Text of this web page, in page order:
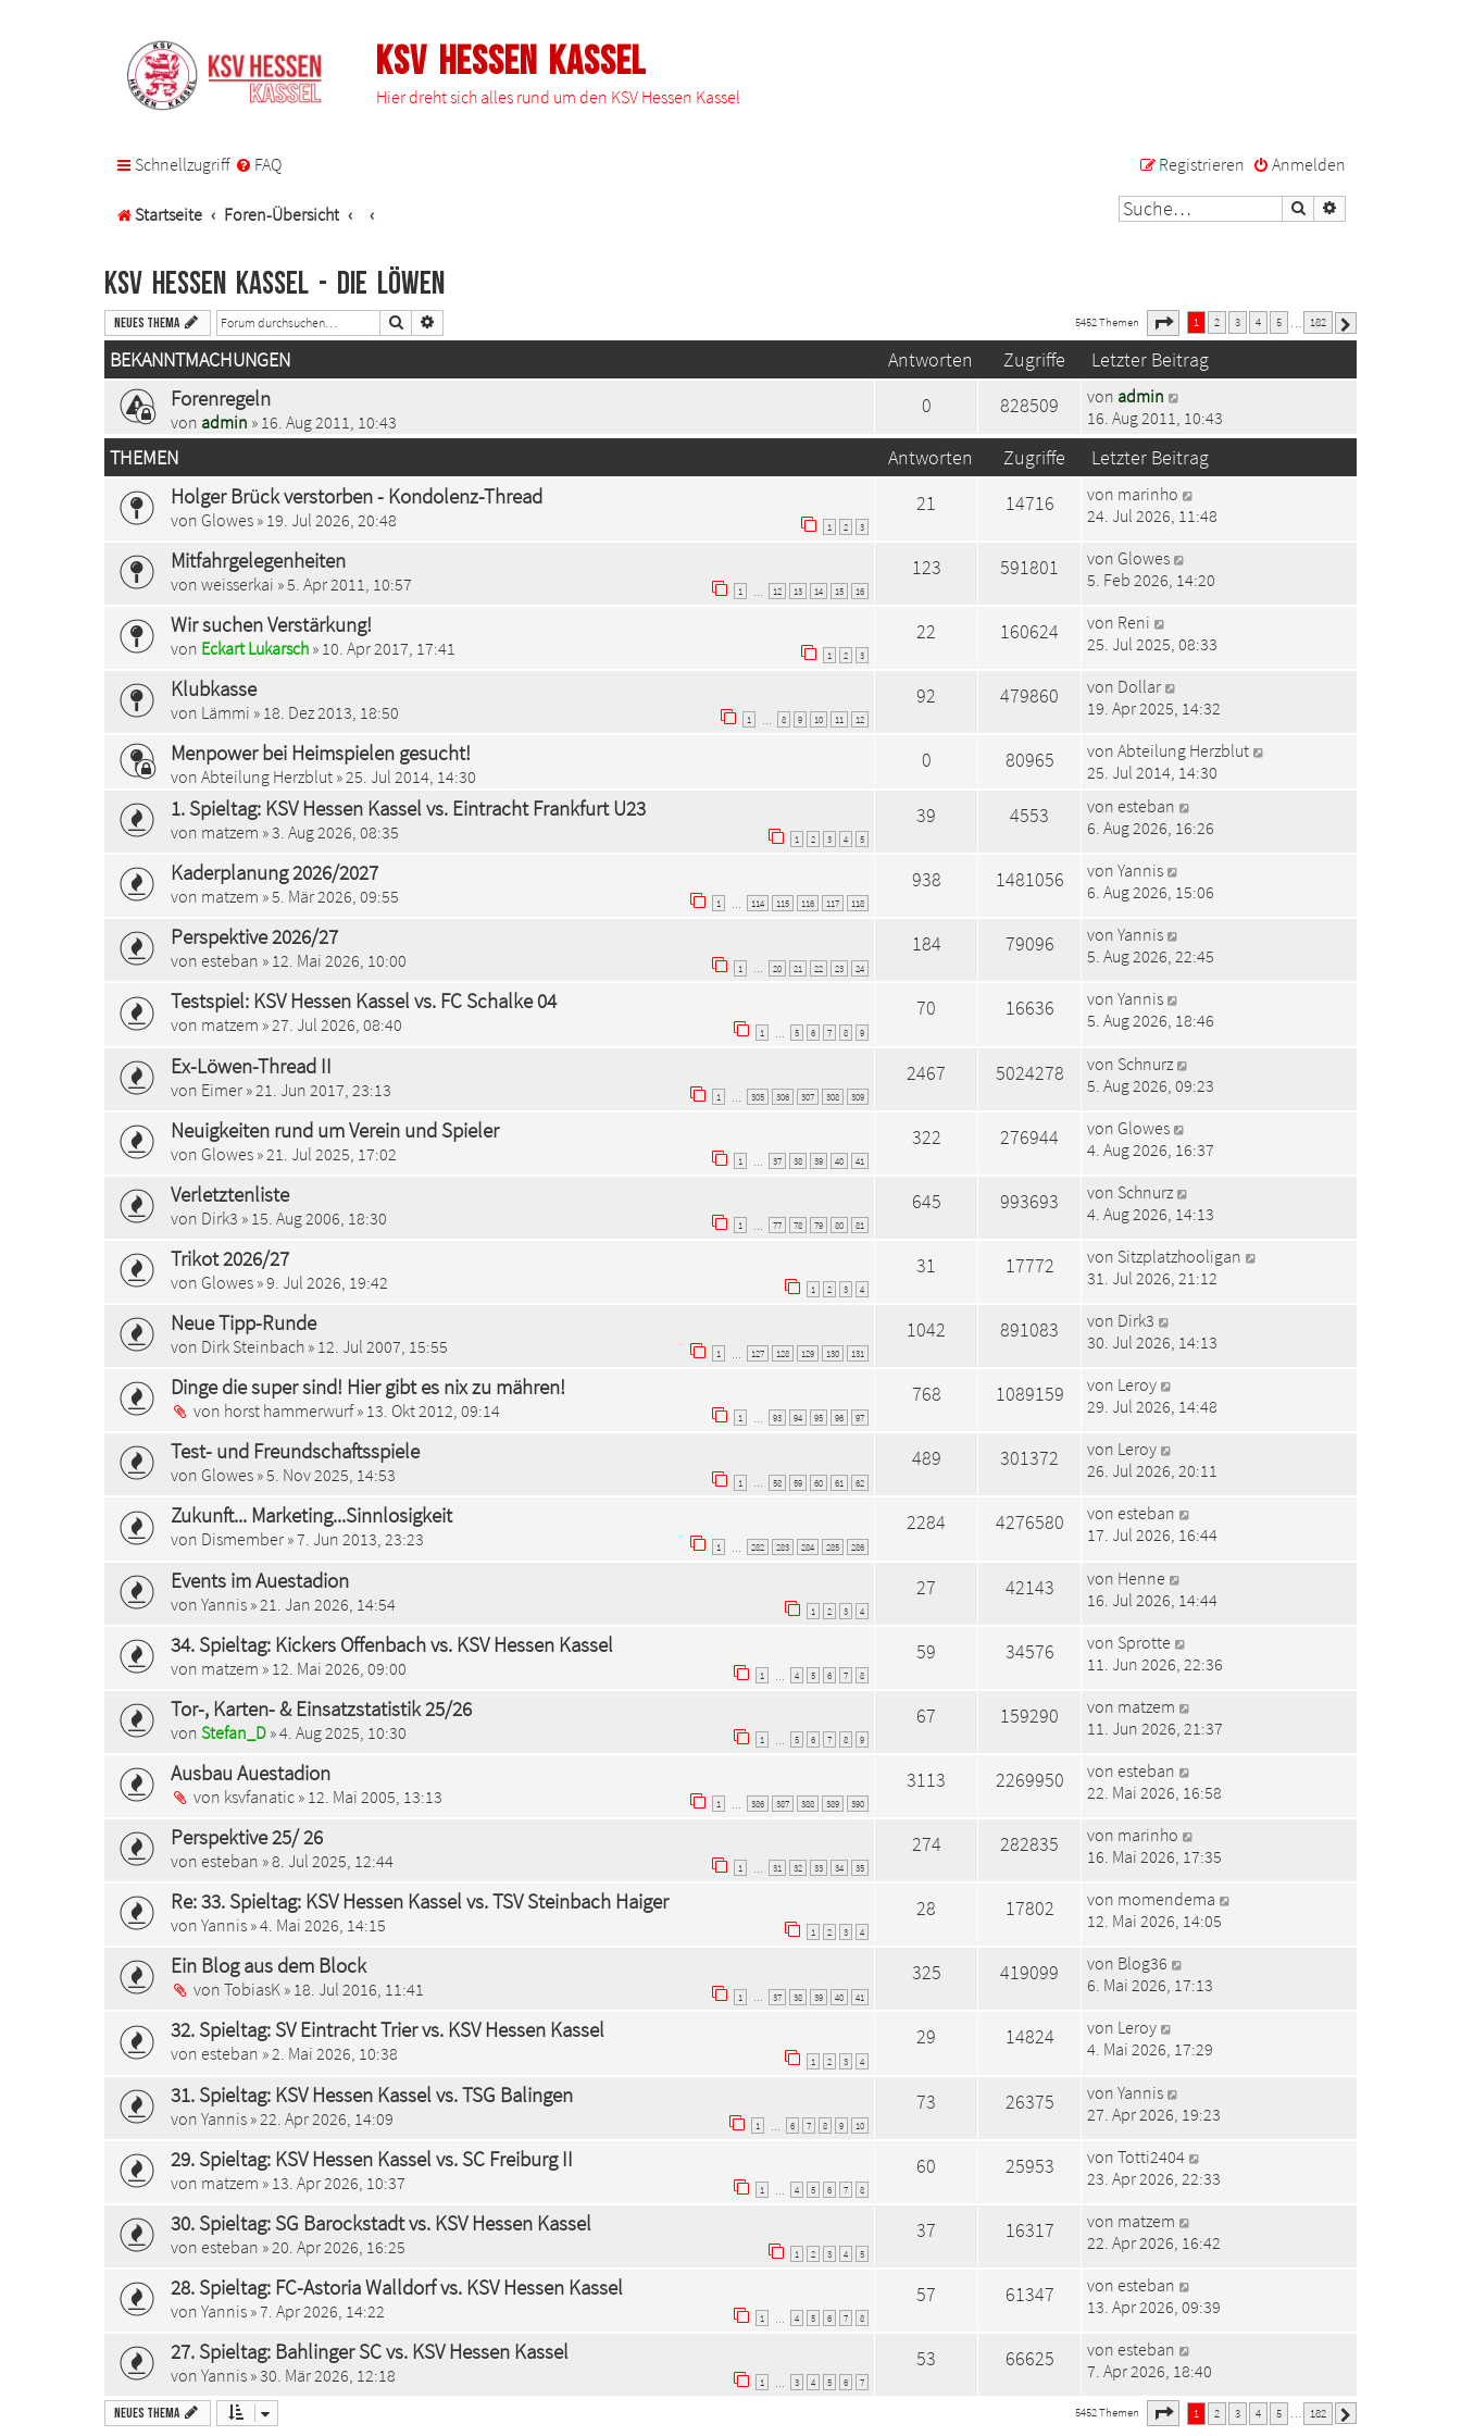
KSV Hessen Kassel
Hier dreht sich alles rund um den KSV Hessen Kassel
Schnellzugriff FAQ Anmelden
Registrieren
Startseite Foren-Übersicht Suche
KSV Hessen Kassel - Die Löwen
Neues Thema Suche 5452 Themen Seite von 182
1 2 3 4 5 182
BEKANNTMACHUNGEN Antworten Zugriffe Letzter Beitrag
Forenregeln
von admin » 16. Aug 2011, 10:43
0 828509 von admin
16. Aug 2011, 10:43
THEMEN Antworten Zugriffe Letzter Beitrag
Holger Brück verstorben - Kondolenz-Thread
von Glowes » 19. Jul 2026, 20:48 1 2 3
21 14716 von marinho
24. Jul 2026, 11:48
Mitfahrgelegenheiten
von weisserkai » 5. Apr 2011, 10:57 1 12 13 14 15 16
123 591801 von Glowes
5. Feb 2026, 14:20
Wir suchen Verstärkung!
von Eckart Lukarsch » 10. Apr 2017, 17:41 1 2 3
22 160624 von Reni
25. Jul 2025, 08:33
Klubkasse
von Lämmi » 18. Dez 2013, 18:50 1 8 9 10 11 12
92 479860 von Dollar
19. Apr 2025, 14:32
Menpower bei Heimspielen gesucht!
von Abteilung Herzblut » 25. Jul 2014, 14:30
0 80965 von Abteilung Herzblut
25. Jul 2014, 14:30
1. Spieltag: KSV Hessen Kassel vs. Eintracht Frankfurt U23
von matzem » 3. Aug 2026, 08:35 1 2 3 4 5
39 4553 von esteban
6. Aug 2026, 16:26
Kaderplanung 2026/2027
von matzem » 5. Mär 2026, 09:55 1 … 114 115 116 117 118
938 1481056 von Yannis
6. Aug 2026, 15:06
Perspektive 2026/27
von esteban » 12. Mai 2026, 10:00 1 … 20 21 22 23 24
184 79096 von Yannis
5. Aug 2026, 22:45
Testspiel: KSV Hessen Kassel vs. FC Schalke 04
von matzem » 27. Jul 2026, 08:40 1 5 6 7 8 9
70 16636 von Yannis
5. Aug 2026, 18:46
Ex-Löwen-Thread II
von Eimer » 21. Jun 2017, 23:13 1 305 306 307 308 309
2467 5024278 von Schnurz
5. Aug 2026, 09:23
Neuigkeiten rund um Verein und Spieler
von Glowes » 21. Jul 2025, 17:02 1 37 38 39 40 41
322 276944 von Glowes
4. Aug 2026, 16:37
Verletztenliste
von Dirk3 » 15. Aug 2006, 18:30 1 77 78 79 80 81
645 993693 von Schnurz
4. Aug 2026, 14:13
Trikot 2026/27
von Glowes » 9. Jul 2026, 19:42 1 2 3 4
31 17772 von Sitzplatzhooligan
31. Jul 2026, 21:12
Neue Tipp-Runde
von Dirk Steinbach » 12. Jul 2007, 15:55 1 127 128 129 130 131
1042 891083 von Dirk3
30. Jul 2026, 14:13
Dinge die super sind! Hier gibt es nix zu mähren!
von horst hammerwurf» 13. Okt 2012, 09:14 1 … 93 94 95 96 97
768 1089159 von Leroy
29. Jul 2026, 14:48
Test- und Freundschaftsspiele
von Glowes » 5. Nov 2025, 14:53 1 … 58 59 60 61 62
489 301372 von Leroy
26. Jul 2026, 20:11
Zukunft... Marketing...Sinnlosigkeit
von Dismember » 7. Jun 2013, 23:23 1 282 283 284 285 286
2284 4276580 von esteban
17. Jul 2026, 16:44
Events im Auestadion
von Yannis » 21. Jan 2026, 14:54 1 2 3 4
27 42143 von Henne
16. Jul 2026, 14:44
34. Spieltag: Kickers Offenbach vs. KSV Hessen Kassel
von matzem » 12. Mai 2026, 09:00 1 4 5 6 7 8
59 34576 von Sprotte
11. Jun 2026, 22:36
Tor-, Karten- & Einsatzstatistik 25/26
von Stefan_D » 4. Aug 2025, 10:30 1 5 6 7 8 9
67 159290 von matzem
11. Jun 2026, 21:37
Ausbau Auestadion
von ksvfanatic » 12. Mai 2005, 13:13 1 386 387 388 389 390
3113 2269950 von esteban
22. Mai 2026, 16:58
Perspektive 25/ 26
von esteban » 8. Jul 2025, 12:44 1 31 32 33 34 35
274 282835 von marinho
16. Mai 2026, 17:35
Re: 33. Spieltag: KSV Hessen Kassel vs. TSV Steinbach Haiger
von Yannis » 4. Mai 2026, 14:15 1 2 3 4
28 17802 von momendema
12. Mai 2026, 14:05
Ein Blog aus dem Block
von TobiasK » 18. Jul 2016, 11:41 1 … 37 38 39 40 41
325 419099 von Blog36
6. Mai 2026, 17:13
32. Spieltag: SV Eintracht Trier vs. KSV Hessen Kassel
von esteban » 2. Mai 2026, 10:38 1 2 3 4
29 14824 von Leroy
4. Mai 2026, 17:29
31. Spieltag: KSV Hessen Kassel vs. TSG Balingen
von Yannis » 22. Apr 2026, 14:09 1 6 7 8 9 10
73 26375 von Yannis
27. Apr 2026, 19:23
29. Spieltag: KSV Hessen Kassel vs. SC Freiburg II
von matzem » 13. Apr 2026, 10:37 1 4 5 6 7 8
60 25953 von Totti2404
23. Apr 2026, 22:33
30. Spieltag: SG Barockstadt vs. KSV Hessen Kassel
von esteban » 20. Apr 2026, 16:25 1 2 3 4 5
37 16317 von matzem
22. Apr 2026, 16:42
28. Spieltag: FC-Astoria Walldorf vs. KSV Hessen Kassel
von Yannis » 7. Apr 2026, 14:22 1 4 5 6 7 8
57 61347 von esteban
13. Apr 2026, 09:39
27. Spieltag: Bahlinger SC vs. KSV Hessen Kassel
von Yannis » 30. Mär 2026, 12:18 1 3 4 5 6 7
53 66625 von esteban
7. Apr 2026, 18:40
Neues Thema 5452 Themen Seite von 182
1 2 3 4 5 … 182